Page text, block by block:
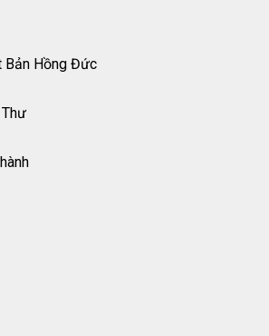
Bản Hồng Đức